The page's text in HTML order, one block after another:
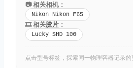
📷 相关相机：
Nikon Nikon F65
🎞️ 相关胶片 ：
Lucky SHD 100
点击型号标签，探索同一物理容器记录的